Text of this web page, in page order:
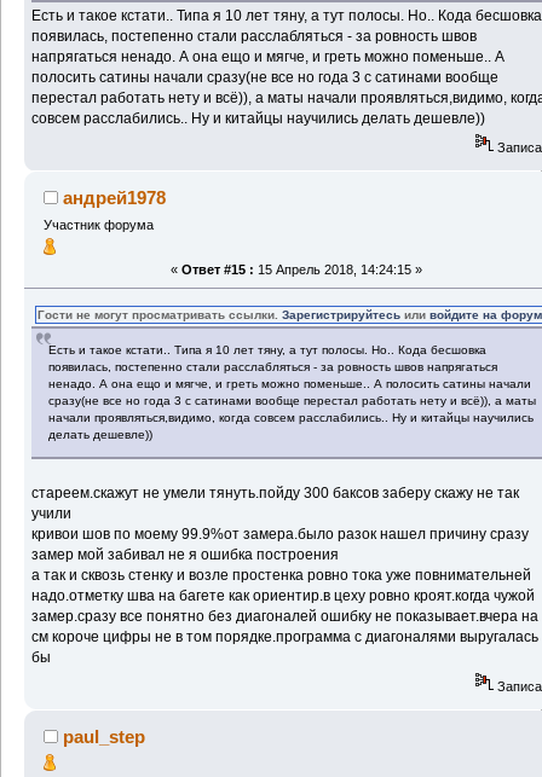
Есть и такое кстати.. Типа я 10 лет тяну, а тут полосы. Но.. Кода бесшовка
появилась, постепенно стали расслабляться - за ровность швов
напрягаться ненадо. А она ещо и мягче, и греть можно поменьше.. А
полосить сатины начали сразу(не все но года 3 с сатинами вообще
перестал работать нету и всё)), а маты начали проявляться,видимо,
совсем расслабились.. Ну и китайцы научились делать дешевле))
андрей1978
Участник форума
« Ответ #15 : 15 Апрель 2018, 14:24:15 »
Гости не могут просматривать ссылки.Зарегистрируйтесь иливойдите на форум
Есть и такое кстати.. Типа я 10 лет тяну, а тут полосы. Но.. Кода бесшовка
появилась, постепенно стали расслабляться - за ровность швов напрягаться
ненадо. А она ещо и мягче, и греть можно поменьше.. А полосить сатины начали
сразу(не все но года 3 с сатинами вообще перестал работать нету и всё)), а маты
начали проявляться,видимо, когда совсем расслабились.. Ну и китайцы научились
делать дешевле))
стареем.скажут не умели тянуть.пойду 300 баксов заберу скажу не так
учили
кривои шов по моему 99.9%от замера.было разок нашел причину сразу
замер мой забивал не я ошибка построения
а так и сквозь стенку и возле простенка ровно тока уже повнимательней
надо.отметку шва на багете как ориентир.в цеху ровно кроят.когда чужой
замер.сразу все понятно без диагоналей ошибку не показывает.вчера на
см короче цифры не в том порядке.программа с диагоналями выругалась
бы
paul_step